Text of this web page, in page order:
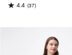
4.4 (37)